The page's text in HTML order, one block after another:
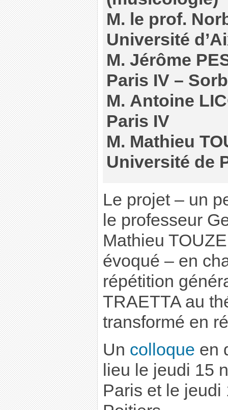
M. le prof.
Université
M. Jérôme
Paris IV –
M. Antoine
Paris IV
M. Mathieu
Université de
Le projet – un
le professeur
Mathieu
évoqué – en
répétition
TRAETTA au
transformé en
Un colloque en
lieu le jeudi 15
Paris et le jeudi